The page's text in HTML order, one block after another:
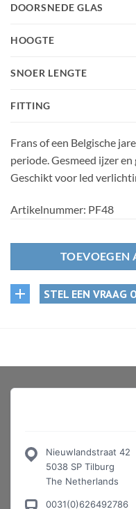
DOORSNEDE GLAS
HOOGTE
SNOER LENGTE
FITTING
Frans of een Belgische
periode. Gesmeed ijzer en
Geschikt voor led
Artikelnummer: PF48
TOEVOEGEN
STEL EEN VRAAG
Nieuwlandstraat 42
5038 SP Tilburg
The Netherlands
0031(0)626492786